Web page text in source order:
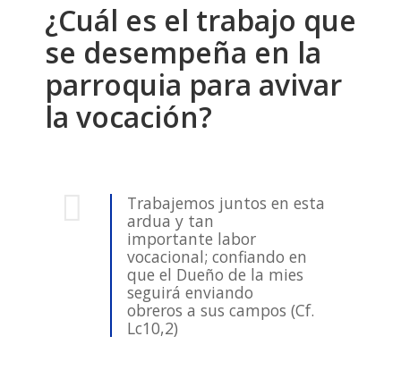
¿Cuál es el trabajo que
se desempeña en la
parroquia para avivar
la vocación?
Trabajemos juntos en esta
ardua y tan
importante labor
vocacional; confiando en
que el Dueño de la mies
seguirá enviando
obreros a sus campos (Cf.
Lc10,2)